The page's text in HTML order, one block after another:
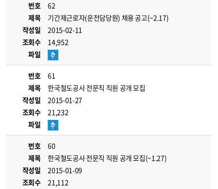
번호
62
제목
기간제근로자(운전담당원) 채용 공고(~2.17)
작성일
2015-02-11
조회수
14,952
파일
번호
61
제목
한국철도공사 전문직 직원 공개 모집
작성일
2015-01-27
조회수
21,232
파일
번호
60
제목
한국철도공사 전문직 직원 공개 모집(~1.27)
작성일
2015-01-09
조회수
21,112